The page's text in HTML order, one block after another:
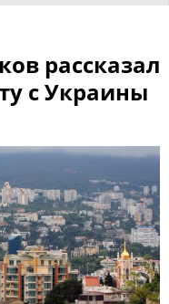
рассказал
с Украины